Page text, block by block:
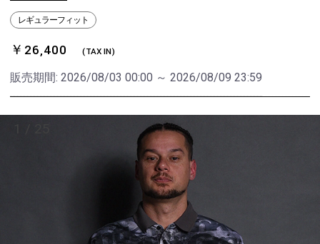
レギュラーフィット
￥26,400 (TAX IN)
販売期間: 2026/08/03 00:00 ～ 2026/08/09 23:59